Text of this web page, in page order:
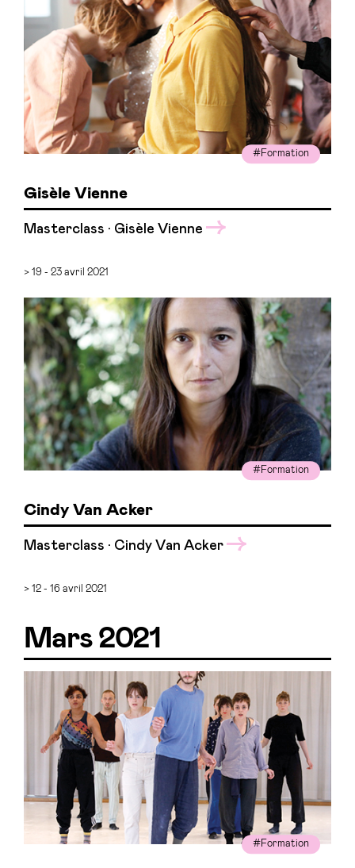
#Formation
Gisèle Vienne
Masterclass · Gisèle Vienne
> 19 - 23 avril 2021
#Formation
Cindy Van Acker
Masterclass · Cindy Van Acker
> 12 - 16 avril 2021
Mars 2021
#Formation